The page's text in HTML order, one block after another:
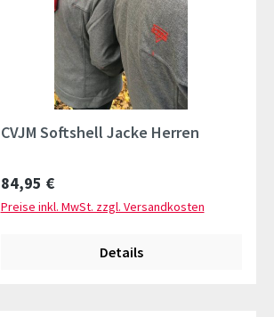
CVJM Softshell Jacke Herren
Regulärer Preis:
84,95 €
Preise inkl. MwSt. zzgl. Versandkosten
Details